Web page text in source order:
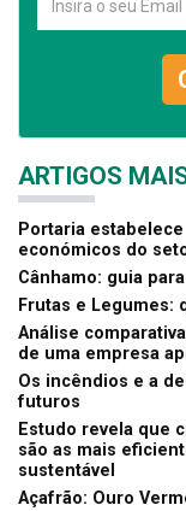
ARTIGOS
Portaria
económicos do
Cânhamo: guia
Frutas e Legumes:
Análise
de uma empresa
Os incêndios e a
futuros
Estudo revela que
são as mais
sustentável
Açafrão: Ouro